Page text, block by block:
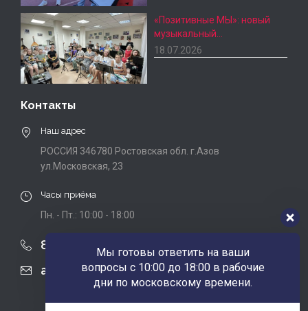
«Позитивные МЫ»: новый
музыкальный…
18.07.2026
Контакты
Наш адрес
РОССИЯ 346780 Ростовская обл. г.Азов
ул.Московская, 23
Часы приёма
Пн. - Пт.: 10:00 - 18:00
8 (863) 424-22-08
agobfpdi@mail.ru
Мы готовы ответить на ваши
вопросы с 10:00 до 18:00 в рабочие
дни по московскому времени.